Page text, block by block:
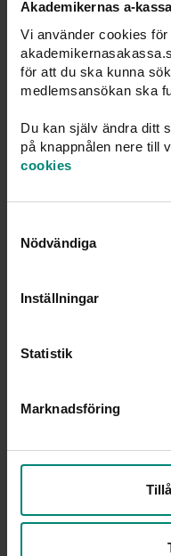
Akademikernas a-
Vi använder cookies
för att du ska kunna
medlemsansökan ska
Du kan själv ändra ditt
på knappnålen nere till
cookies
Nödvändiga
Inställningar
Statistik
Marknadsföring
för att man till största
varit sjuk,
vårdat eget barn
haft
eller
Skulle det vara till
deltagit i
varit företagare,
Filip blir arbetslös 1
arbetslös arbetade
000 kronor per